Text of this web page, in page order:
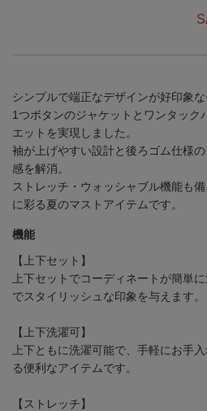
シンプルで端正なデザインが好印象な
1つボタンのジャケットとワンタック
エットを実現しました。
袖が上げやすい設計と後ろゴム仕様
感を解消。
ストレッチ・ウォッシャブル機能も
に彩る夏のマストアイテムです。
機能
【上下セット】
上下セットでコーディネートが簡単
でスタイリッシュな印象を与えます。
【上下洗濯可】
上下ともに洗濯可能で、手軽にお手
る便利なアイテムです。
【ストレッチ】